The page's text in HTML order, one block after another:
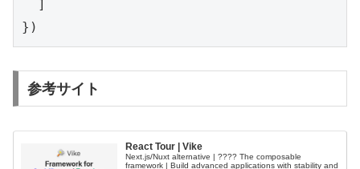
  ]
})
参考サイト
React Tour | Vike
Next.js/Nuxt alternative | ???? The composable
framework | Build advanced applications with stability and